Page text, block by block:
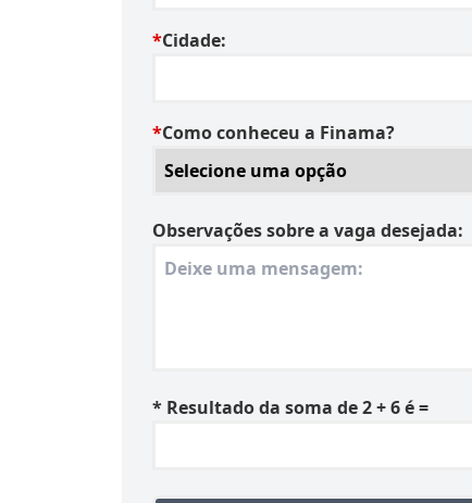
*Cidade:
*Como conheceu a Finama?
Observações sobre a vaga desejada:
* Resultado da soma de 2 + 6 é =